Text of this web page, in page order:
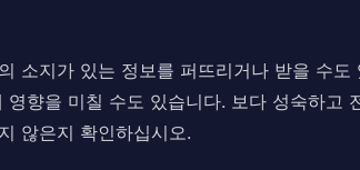
소지가 있는 정보를 퍼뜨리거나 받을 수
영향을 미칠 수도 있습니다. 보다 성숙하고
않은지 확인하십시오.